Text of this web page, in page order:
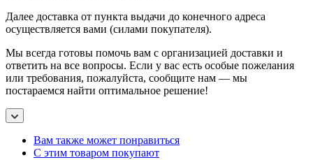
Далее доставка от пункта выдачи до конечного адреса
осуществляется вами (силами покупателя).
Мы всегда готовы помочь вам с организацией доставки и
ответить на все вопросы. Если у вас есть особые пожелания
или требования, пожалуйста, сообщите нам — мы
постараемся найти оптимальное решение!
Вам также может понравиться
С этим товаром покупают